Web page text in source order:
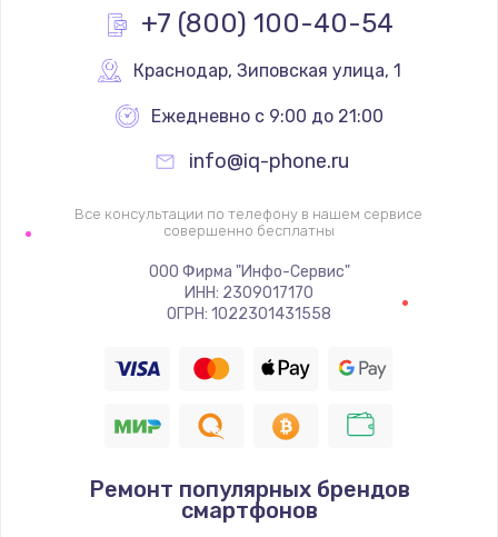
Ремонт разъема питания
1120 руб.
Заказать
Замена видеочипа
Заказать
Настройка BIOS
Заказать
Ремонт подсветки
Заказать
+7 (800) 100-40-54
Краснодар, Зиповская улица, 1
Ежедневно с 9:00 до 21:00
info@iq-phone.ru
Все консультации по телефону в нашем сервисе
совершенно бесплатны
ООО Фирма "Инфо-Сервис"
ИНН: 2309017170
ОГРН: 1022301431558
Ремонт популярных брендов
смартфонов